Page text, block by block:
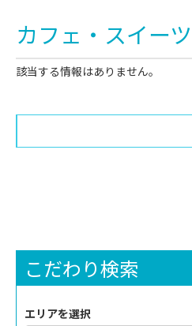
カフェ・スイーツ
該当する情報はありません。
こだわり検索
エリアを選択